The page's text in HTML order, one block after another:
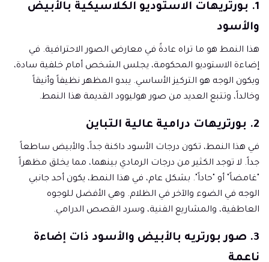
1. بورتريهات الاستوديو الكلاسيكية بالأبيض
والأسود
هذا النمط هو ما تراه عادةً في معارض الصور الاحترافية. في
إضاءة الاستوديو المحكومة، يجلس الشخص أمام خلفية سادة،
ويكون الوجه هو التركيز الأساسي. يبدو المظهر نظيفاً وأنيقاً
وخالداً، وتتبع العديد من صور هوليوود القديمة هذا النمط.
2. بورتريهات درامية عالية التباين
في هذا النمط، تكون درجات الأسود داكنة جداً، والأبيض ساطعاً
جداً. لا توجد الكثير من درجات الرمادي بينهما، مما يخلق مظهراً
"غامضاً" أو "حاداً". بشكل عام، في هذا النمط، يكون أحد جانبي
الوجه في الضوء والآخر في الظلام. وهي الأفضل للوجوه
العاطفية، والمشاريع الفنية، وسرد القصص الدرامي.
3. صور بورتريه بالأبيض والأسود ذات إضاءة
ناعمة